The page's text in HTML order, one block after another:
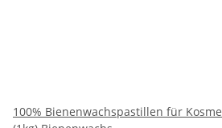
100% Bienenwachspastillen für